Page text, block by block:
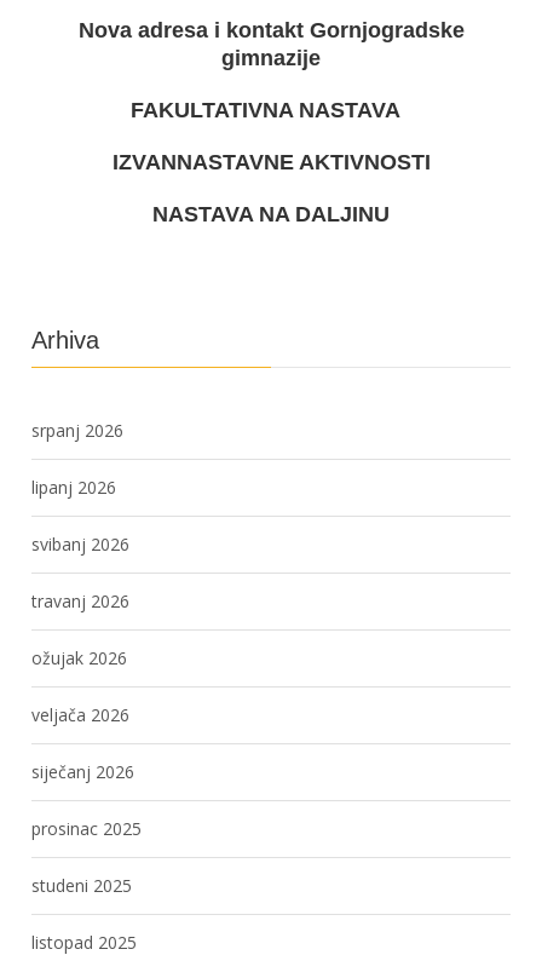
Nova adresa i kontakt Gornjogradske
gimnazije
FAKULTATIVNA NASTAVA
IZVANNASTAVNE AKTIVNOSTI
NASTAVA NA DALJINU
Arhiva
srpanj 2026
lipanj 2026
svibanj 2026
travanj 2026
ožujak 2026
veljača 2026
siječanj 2026
prosinac 2025
studeni 2025
listopad 2025